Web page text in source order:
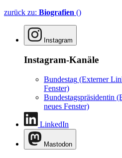
zurück zu: Biografien ()
Instagram
Instagram-Kanäle
Bundestag (Externer
Fenster)
Bundestagspräsidentin
neues Fenster)
LinkedIn
Mastodon